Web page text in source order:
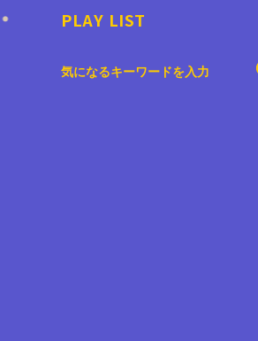
PLAY LIST